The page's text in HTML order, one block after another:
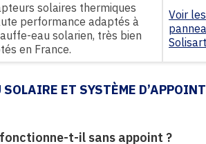
solaires thermiques
performance adaptés à
eau solarien, très bien
en France.
Voir les
Solisart
SOLAIRE ET SYSTÈME D’APPOINT
t-il sans appoint ?